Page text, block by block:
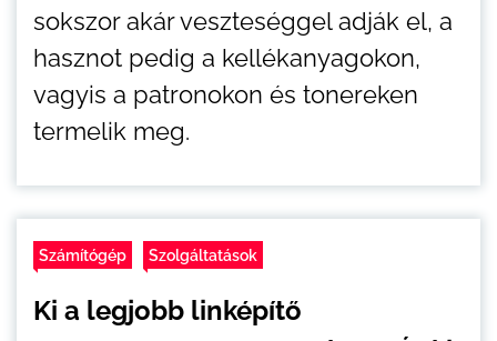
sokszor akár veszteséggel adják el, a
hasznot pedig a kellékanyagokon,
vagyis a patronokon és tonereken
termelik meg.
Számítógép Szolgáltatások
Ki a legjobb linképítő